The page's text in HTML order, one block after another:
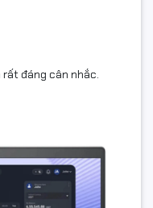
đáng cân nhắc.